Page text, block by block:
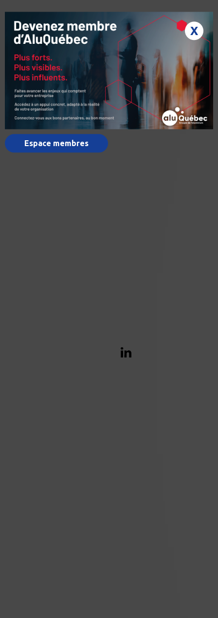
X
Espace membres